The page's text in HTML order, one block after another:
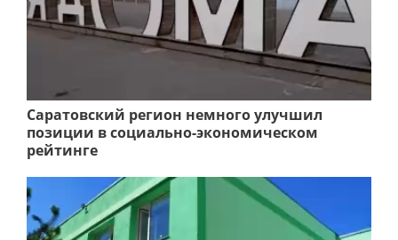
Саратовский регион немного улучшил
позиции в социально-экономическом
рейтинге